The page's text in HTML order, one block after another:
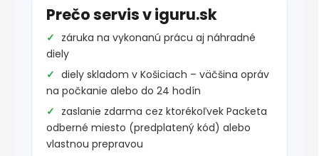
Prečo servis v iguru.sk
záruka na vykonanú prácu aj náhradné
diely
diely skladom v Košiciach – väčšina opráv
na počkanie alebo do 24 hodín
zaslanie zdarma cez ktorékoľvek Packeta
odberné miesto (predplatený kód) alebo
vlastnou prepravou